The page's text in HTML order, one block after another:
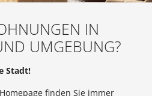
IN
UMGEBUNG?
Stadt!
finden Sie immer